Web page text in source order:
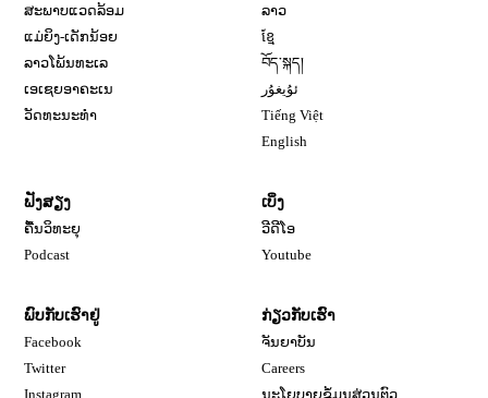
ສະພາບແວດລ້ອມ
ແມ່ຍິງ-ເດັກນ້ອຍ
ລາວໂພ້ນທະເລ
ເອເຊຍອາຄະເນ
ວັດທະນະທຳ
ລາວ
ខ្មែ
བོད་སྐད།
ئۇيغۇر
Tiếng Việt
English
ຟັງສຽງ
ຄື້ນວິທະຍຸ
Podcast
ເບິ່ງ
ວີດີໂອ
Youtube
ພົບກັບເຮົາຢູ່
Facebook
Twitter
Instagram
ກ່ຽວກັບເຮົາ
ຈັນຍາບັນ
Careers
ນະໂຍບາຍຂໍ້ມູນສ່ວນຕົວ